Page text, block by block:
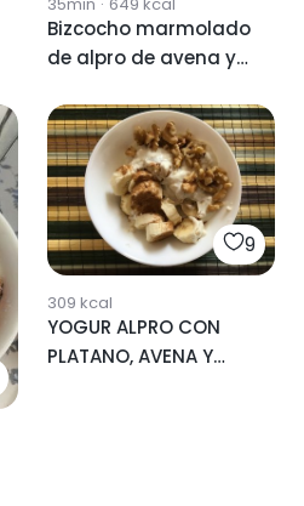
Bizcocho marmolado
de alpro de avena y
9
309 kcal
YOGUR ALPRO CON
PLATANO, AVENA Y